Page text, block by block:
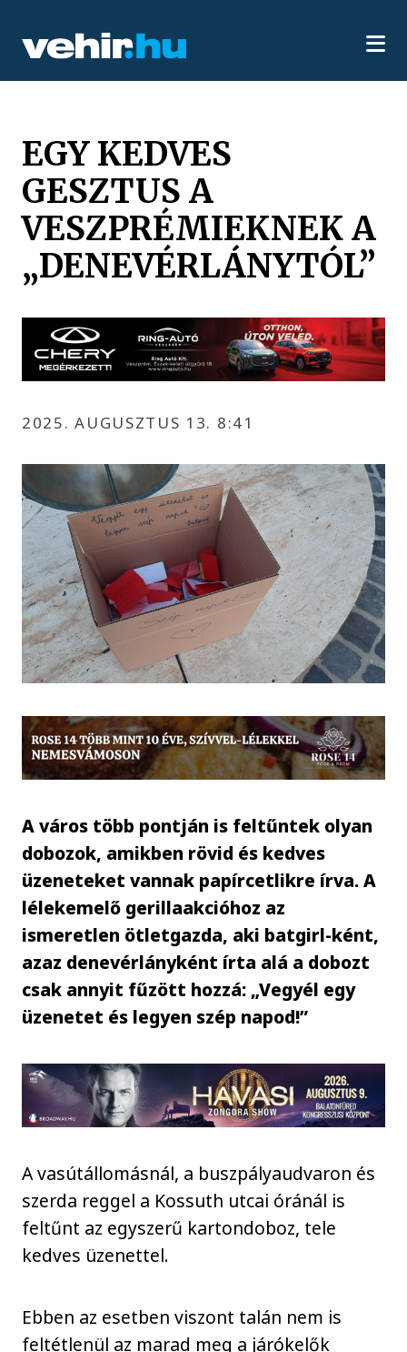
EGY KEDVES
GESZTUS A
VESZPRÉMIEKNEK A
„DENEVÉRLÁNYTÓL”
2025. AUGUSZTUS 13. 8:41
A város több pontján is feltűntek olyan
dobozok, amikben rövid és kedves
üzeneteket vannak papírcetlikre írva. A
lélekemelő gerillaakcióhoz az
ismeretlen ötletgazda, aki batgirl-ként,
azaz denevérlányként írta alá a dobozt
csak annyit fűzött hozzá: „Vegyél egy
üzenetet és legyen szép napod!”
A vasútállomásnál, a buszpályaudvaron és
szerda reggel a Kossuth utcai óránál is
feltűnt az egyszerű kartondoboz, tele
kedves üzenettel.
Ebben az esetben viszont talán nem is
feltétlenül az marad meg a járókelők